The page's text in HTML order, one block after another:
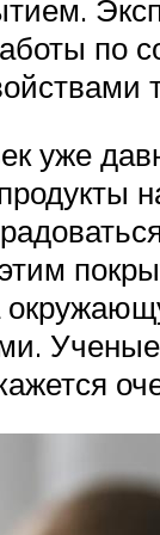
по
уже